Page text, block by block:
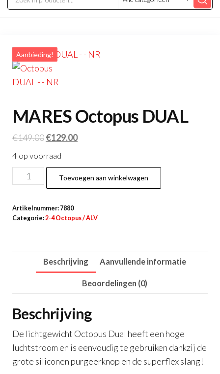
Aanbieding!
MARES Octopus DUAL
€149.00Oorspronkelijke
prijs
was:
€149.00.
€129.00Huidige
is:
€129.00.
4 op voorraad
MARES
Octopus
aantal
Toevoegen aan winkelwagen
Artikelnummer: 7880
Categorie:2-4 Octopus / ALV
Beschrijving Aanvullende informatie
Beoordelingen (0)
Beschrijving
De lichtgewicht Octopus Dual heeft een hoge
luchtstroom en is eenvoudig te gebruiken dankzij de
grote siliconen purgeerknop en de superflex slang!